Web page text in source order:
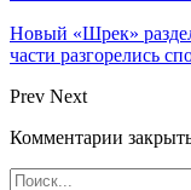
Новый «Шрек»
части разгорелись
Prev Next
Комментарии